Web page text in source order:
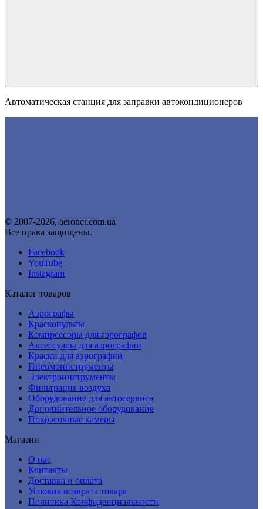
Автоматическая станция для заправки автокондиционеров
© 2007-2026, aeroner.com.ua
Все права защищены.
Facebook
YouTube
Instagram
Каталог товаров
Аэрографы
Краскопульты
Компрессоры для аэрографов
Аксессуары для аэрографии
Краски для аэрографии
Пневмоинструменты
Электроинструменты
Фильтрация воздуха
Оборудование для автосервиса
Дополнительное оборудование
Покрасочные камеры
Магазин
О нас
Контакты
Доставка и оплата
Условия возврата товара
Политика Конфиденциальности